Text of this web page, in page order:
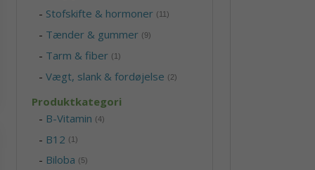
- Stofskifte & hormoner (11)
- Tænder & gummer (9)
- Tarm & fiber (1)
-Vægt, slank & fordøjelse (2)
Produktkategori
- B-Vitamin (4)
- B12 (1)
- Biloba (5)